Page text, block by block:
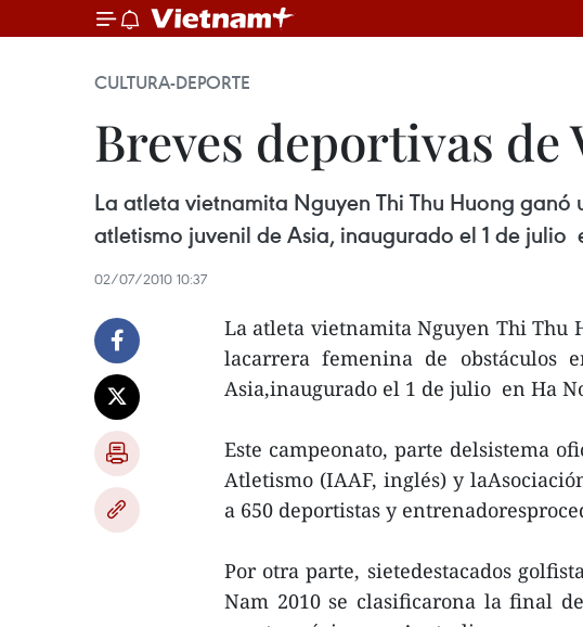
CULTURA-DEPORTE
Breves deportivas de
La atleta vietnamita Nguyen Thi Thu Huong
atletismo juvenil de Asia, inaugurado el 1 de julio
02/07/2010 10:37
La atleta vietnamita Nguyen Thi Thu
lacarrera femenina de
Asia,inaugurado el 1 de julio en Ha
Este campeonato, parte delsistema
Atletismo (IAAF, inglés) y
a 650 deportistas y
Por otra parte, sietedestacados
Nam 2010 se clasificarona la final